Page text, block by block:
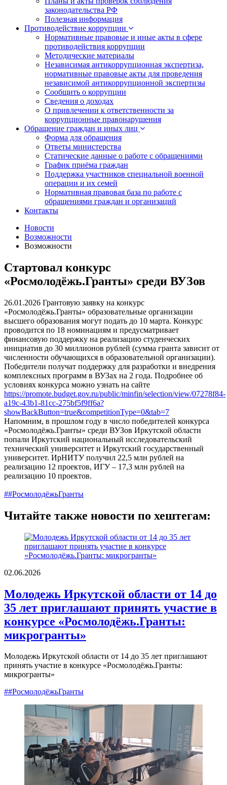
законодательства РФ
Полезная информация
Противодействие коррупции
Нормативные правовые и иные акты в сфере
противодействия коррупции
Методические материалы
Независимая антикоррупционная экспертиза,
нормативные правовые акты для проведения
независимой антикоррупционной экспертизы
Сообщить о коррупции
Сведения о доходах
О привлечении к ответственности за
коррупционные правонарушения
Обращение граждан и иных лиц
Форма для обращения
Ответы министерства
Статические данные о работе с обращениями
График приёма граждан
Поддержка участников специальной военной
операции и их семей
Нормативная правовая база по работе с
обращениями граждан и организаций
Контакты
Новости
Возможности
Возможности
Стартовал конкурс
«Росмолодёжь.Гранты» среди ВУЗов
26.01.2026 Грантовую заявку на конкурс
«Росмолодёжь.Гранты» образовательные организации
высшего образования могут подать до 10 марта. Конкурс
проводится по 18 номинациям и предусматривает
финансовую поддержку на реализацию студенческих
инициатив до 30 миллионов рублей (сумма гранта зависит от
численности обучающихся в образовательной организации).
Победители получат поддержку для разработки и внедрения
комплексных программ в ВУЗах на 2 года. Подробнее об
условиях конкурса можно узнать на сайте
https://promote.budget.gov.ru/public/minfin/selection/view/07278f84-
a19c-43b1-81cc-275bf5f9ff6a?
showBackButton=true&competitionType=0&tab=7
Напомним, в прошлом году в число победителей конкурса
«Росмолодёжь.Гранты» среди ВУЗов Иркутской области
попали Иркутский национальный исследовательский
технический университет и Иркутский государственный
университет. ИрНИТУ получил 22,5 млн рублей на
реализацию 12 проектов, ИГУ – 17,3 млн рублей на
реализацию 10 проектов.
##РосмолодёжьГранты
Читайте также новости по хештегам:
02.06.2026
Молодежь Иркутской области от 14 до
35 лет приглашают принять участие в
конкурсе «Росмолодёжь.Гранты:
микрогранты»
Молодежь Иркутской области от 14 до 35 лет приглашают
принять участие в конкурсе «Росмолодёжь.Гранты:
микрогранты»
##РосмолодёжьГранты